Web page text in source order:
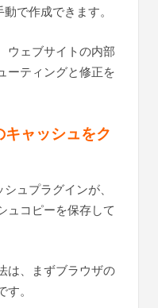
で作成できます。
ウェブサイトの内部
ーティングと修正を
ャッシュをク
ュプラグインが、
ュコピーを保存して
は、まずブラウザの
。